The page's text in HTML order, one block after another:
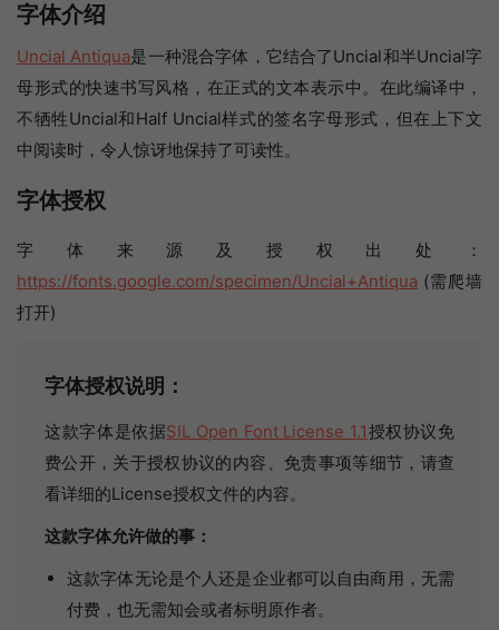
字体介绍
Uncial Antiqua是一种混合字体，它结合了Uncial和半Uncial字
母形式的快速书写风格，在正式的文本表示中。在此编译中，
不牺牲Uncial和Half Uncial样式的签名字母形式，但在上下文
中阅读时，令人惊讶地保持了可读性。
字体授权
字体来源及授权出处：
https://fonts.google.com/specimen/Uncial+Antiqua (需爬墙
打开)
字体授权说明：
这款字体是依据SIL Open Font License 1.1授权协议免
费公开，关于授权协议的内容、免责事项等细节，请查
看详细的License授权文件的内容。
这款字体允许做的事：
这款字体无论是个人还是企业都可以自由商用，无需
付费，也无需知会或者标明原作者。